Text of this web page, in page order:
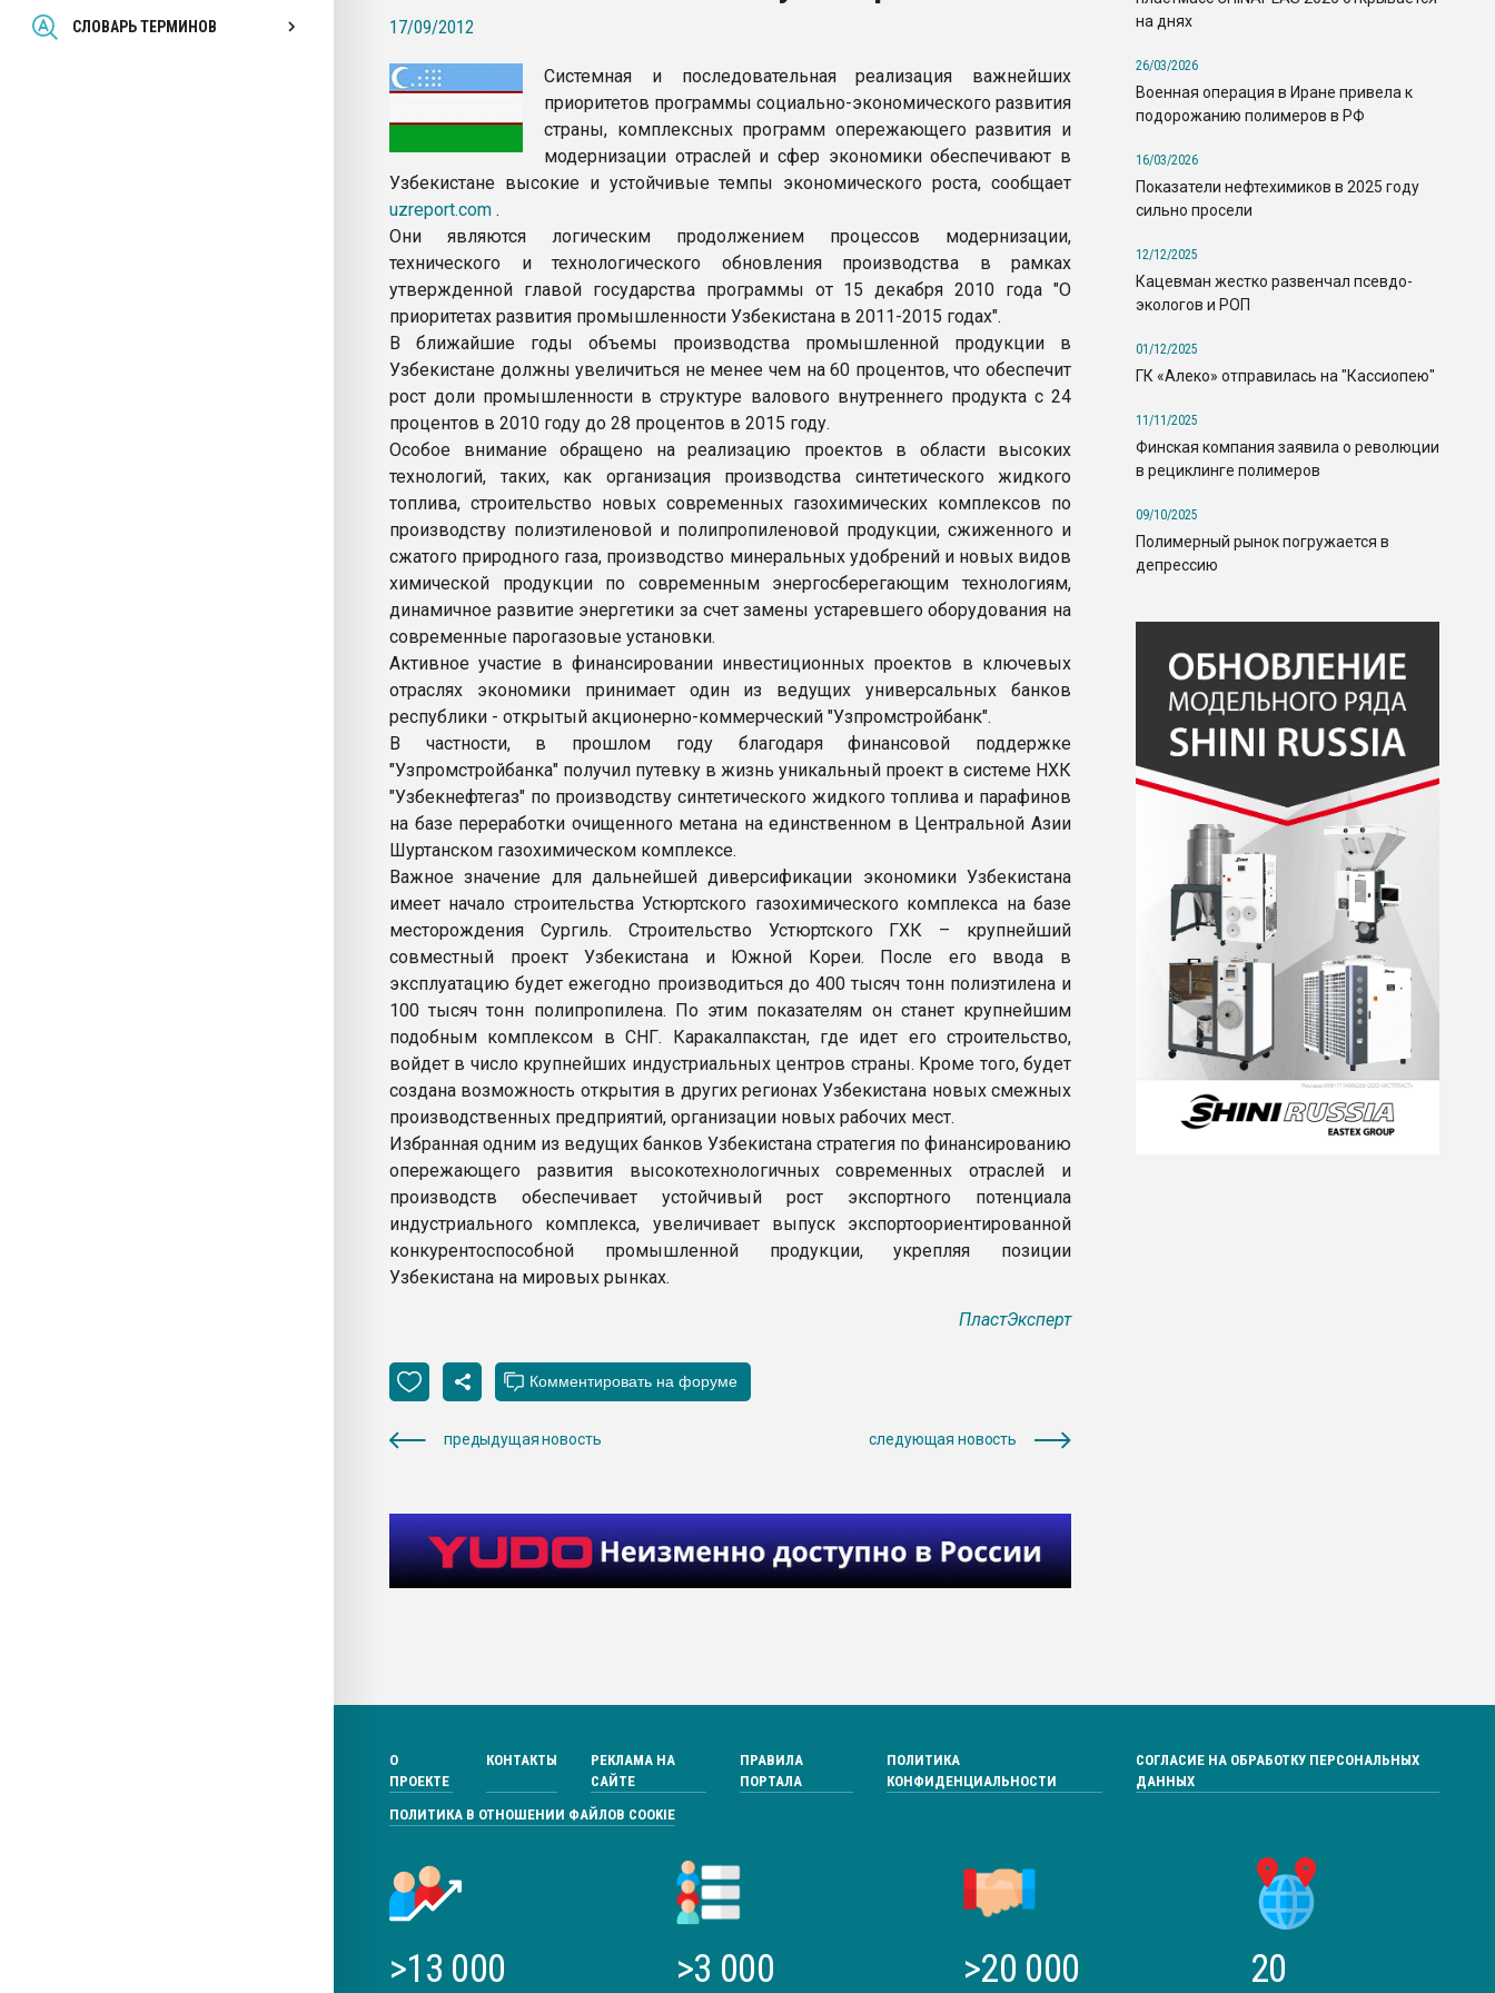
СЛОВАРЬ ТЕРМИНОВ
Всё, что касается выдува ПЭТ
бутылок
ПЕРЕЙТИ НА ФОРУМ
17/09/2012
Cистемная и последовательная реализация важнейших
приоритетов программы социально-экономического развития
страны, комплексных программ опережающего развития и
модернизации отраслей и сфер экономики обеспечивают в
Узбекистане высокие и устойчивые темпы экономического роста, сообщает
uzreport.com .
Они являются логическим продолжением процессов модернизации,
технического и технологического обновления производства в рамках
утвержденной главой государства программы от 15 декабря 2010 года "О
приоритетах развития промышленности Узбекистана в 2011-2015 годах".
В ближайшие годы объемы производства промышленной продукции в
Узбекистане должны увеличиться не менее чем на 60 процентов, что обеспечит
рост доли промышленности в структуре валового внутреннего продукта с 24
процентов в 2010 году до 28 процентов в 2015 году.
Особое внимание обращено на реализацию проектов в области высоких
технологий, таких, как организация производства синтетического жидкого
топлива, строительство новых современных газохимических комплексов по
производству полиэтиленовой и полипропиленовой продукции, сжиженного и
сжатого природного газа, производство минеральных удобрений и новых видов
химической продукции по современным энергосберегающим технологиям,
динамичное развитие энергетики за счет замены устаревшего оборудования на
современные парогазовые установки.
Активное участие в финансировании инвестиционных проектов в ключевых
отраслях экономики принимает один из ведущих универсальных банков
республики - открытый акционерно-коммерческий "Узпромстройбанк".
В частности, в прошлом году благодаря финансовой поддержке
"Узпромстройбанка" получил путевку в жизнь уникальный проект в системе НХК
"Узбекнефтегаз" по производству синтетического жидкого топлива и парафинов
на базе переработки очищенного метана на единственном в Центральной Азии
Шуртанском газохимическом комплексе.
Важное значение для дальнейшей диверсификации экономики Узбекистана
имеет начало строительства Устюртского газохимического комплекса на базе
месторождения Сургиль. Строительство Устюртского ГХК – крупнейший
совместный проект Узбекистана и Южной Кореи. После его ввода в
эксплуатацию будет ежегодно производиться до 400 тысяч тонн полиэтилена и
100 тысяч тонн полипропилена. По этим показателям он станет крупнейшим
подобным комплексом в СНГ. Каракалпакстан, где идет его строительство,
войдет в число крупнейших индустриальных центров страны. Кроме того, будет
создана возможность открытия в других регионах Узбекистана новых смежных
производственных предприятий, организации новых рабочих мест.
Избранная одним из ведущих банков Узбекистана стратегия по финансированию
опережающего развития высокотехнологичных современных отраслей и
производств обеспечивает устойчивый рост экспортного потенциала
индустриального комплекса, увеличивает выпуск экспортоориентированной
конкурентоспособной промышленной продукции, укрепляя позиции
Узбекистана на мировых рынках.
ПластЭксперт
предыдущая новость следующая новость
на днях
26/03/2026
Военная операция в Иране привела к
подорожанию полимеров в РФ
16/03/2026
Показатели нефтехимиков в 2025 году
сильно просели
12/12/2025
Кацевман жестко развенчал псевдо-
экологов и РОП
01/12/2025
ГК «Алеко» отправилась на "Кассиопею"
11/11/2025
Финская компания заявила о революции
в рециклинге полимеров
09/10/2025
Полимерный рынок погружается в
депрессию
О
ПРОЕКТЕ
КОНТАКТЫ
РЕКЛАМА НА
САЙТЕ
ПРАВИЛА
ПОРТАЛА
ПОЛИТИКА
КОНФИДЕНЦИАЛЬНОСТИ
СОГЛАСИЕ НА ОБРАБОТКУ ПЕРСОНАЛЬНЫХ
ДАННЫХ
ПОЛИТИКА В ОТНОШЕНИИ ФАЙЛОВ COOKIE
>13 000 >3 000 >20 000 20